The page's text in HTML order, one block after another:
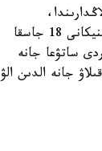
كوشەلەردە جانە وسى ماقساتتارعا ساي كەلمەيتىن دۇكەندەردە ساتۋعا تىيىم سالىنادى. پيروتەحنيكانى 18 جاسقا
ساتۋعا جانە
جانە الدىن الۋ